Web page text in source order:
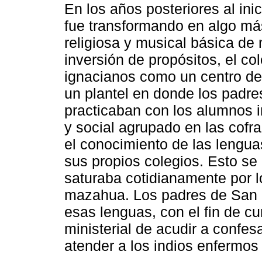
En los años posteriores al
fue transformando en algo
religiosa y musical básica de
inversión de propósitos, el
ignacianos como un centro
un plantel en donde los
practicaban con los alumnos
y social agrupado en las
el conocimiento de las
sus propios colegios. Esto
saturaba cotidianamente por
mazahua. Los padres de
esas lenguas, con el fin de
ministerial de acudir a
atender a los indios